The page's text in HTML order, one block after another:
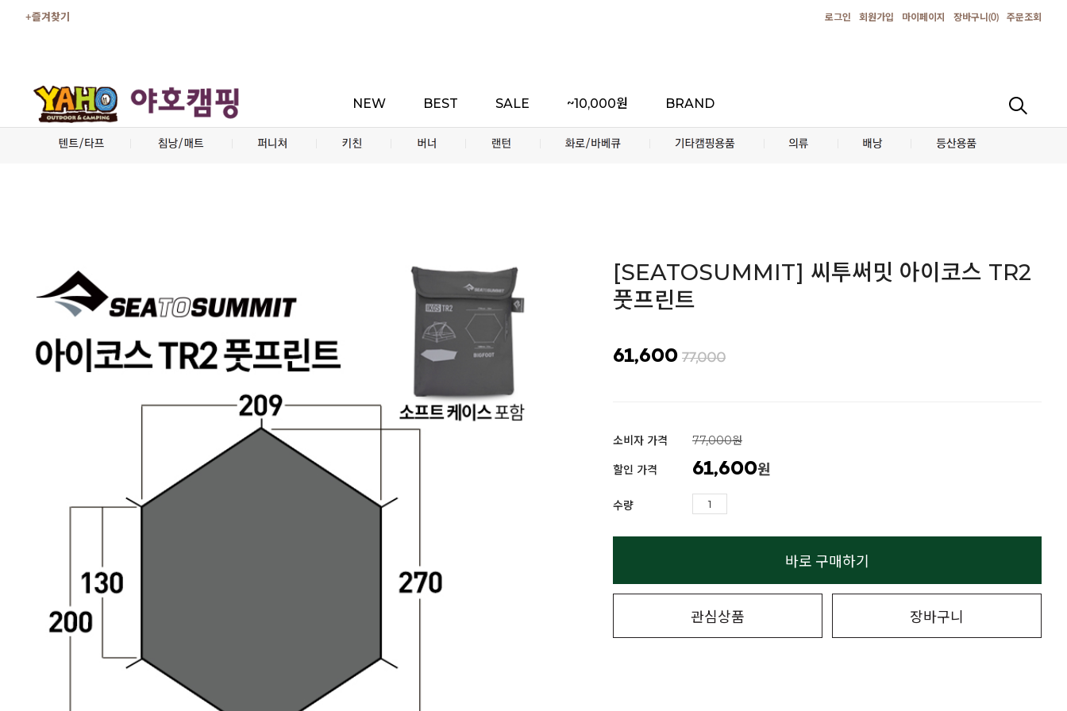
+즐겨찾기 로그인 회원가입 마이페이지 장바구니(0) 주문조회
NEW BEST SALE ~10,000원 BRAND
[SEATOSUMMIT] 씨투써밋 아이코스 TR2
풋프린트
61,600 77,000
소비자 가격 77,000원
할인 가격 61,600원
수량
바로 구매하기
관심상품 장바구니